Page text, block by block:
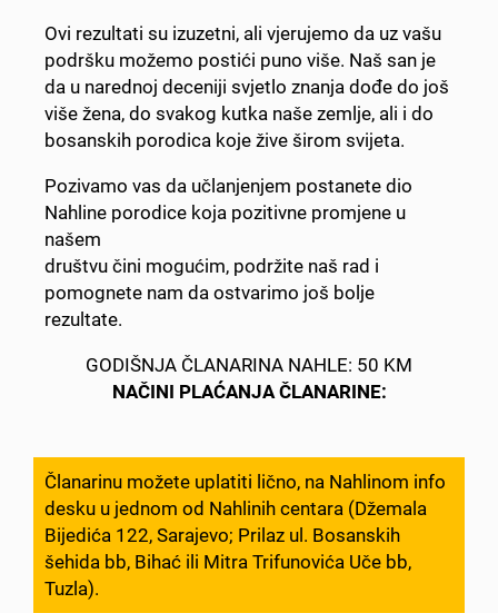
Ovi rezultati su izuzetni, ali vjerujemo da uz vašu
podršku možemo postići puno više. Naš san je
da u narednoj deceniji svjetlo znanja dođe do još
više žena, do svakog kutka naše zemlje, ali i do
bosanskih porodica koje žive širom svijeta.
Pozivamo vas da učlanjenjem postanete dio
Nahline porodice koja pozitivne promjene u
našem
društvu čini mogućim, podržite naš rad i
pomognete nam da ostvarimo još bolje
rezultate.
GODIŠNJA ČLANARINA NAHLE: 50 KM
NAČINI PLAĆANJA ČLANARINE:
Članarinu možete uplatiti lično, na Nahlinom info
desku u jednom od Nahlinih centara (Džemala
Bijedića 122, Sarajevo; Prilaz ul. Bosanskih
šehida bb, Bihać ili Mitra Trifunovića Uče bb,
Tuzla).